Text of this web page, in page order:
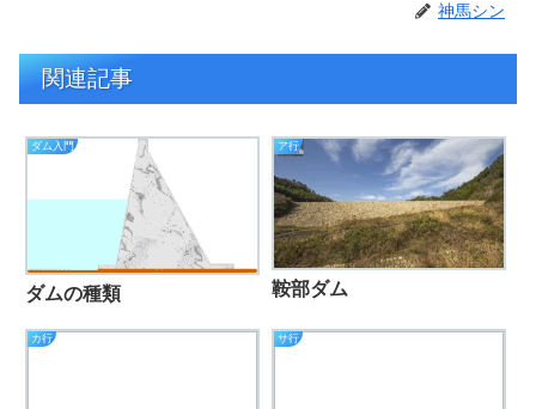
神馬シン
関連記事
ダム入門
ダムの種類
ア行
鞍部ダム
カ行 サ行